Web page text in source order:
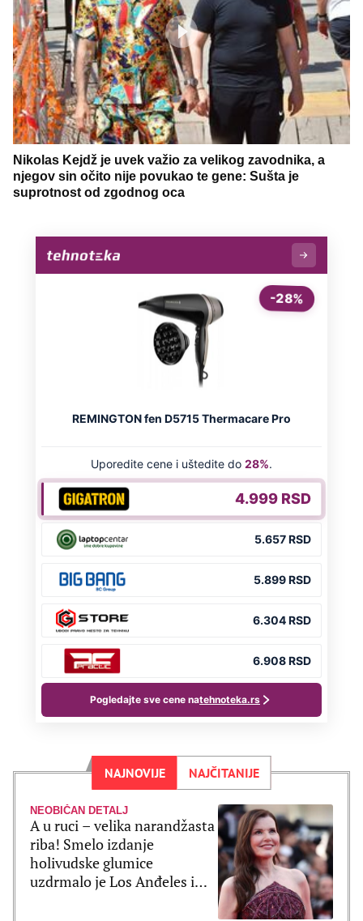
Nikolas Kejdž je uvek važio za velikog zavodnika, a
njegov sin očito nije povukao te gene: Sušta je
suprotnost od zgodnog oca
NAJNOVIJE NAJČITANIJE
NEOBIČAN DETALJ
A u ruci – velika narandžasta
riba! Smelo izdanje
holivudske glumice
uzdrmalo je Los Anđeles i